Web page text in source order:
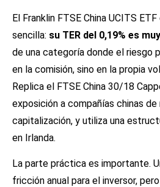
El Franklin FTSE China UCITS
sencilla: su TER del 0,19% es
de una categoría donde el riesgo
en la comisión, sino en la propia
Replica el FTSE China 30/18
exposición a compañías chinas de
capitalización, y utiliza una
en Irlanda.
La parte práctica es importante.
fricción anual para el inversor,